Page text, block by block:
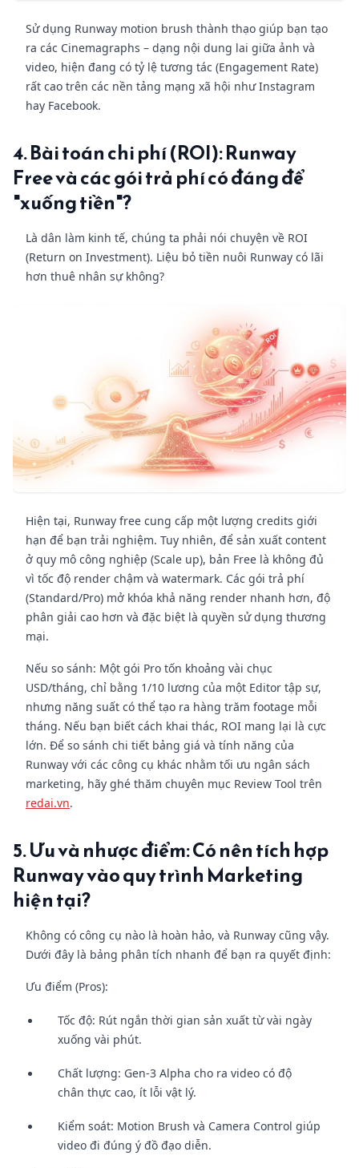
Sử dụng Runway motion brush thành thạo giúp bạn tạo
ra các Cinemagraphs – dạng nội dung lai giữa ảnh và
video, hiện đang có tỷ lệ tương tác (Engagement Rate)
rất cao trên các nền tảng mạng xã hội như Instagram
hay Facebook.
4. Bài toán chi phí (ROI): Runway
Free và các gói trả phí có đáng để
"xuống tiền"?
Là dân làm kinh tế, chúng ta phải nói chuyện về ROI
(Return on Investment). Liệu bỏ tiền nuôi Runway có lãi
hơn thuê nhân sự không?
Hiện tại, Runway free cung cấp một lượng credits giới
hạn để bạn trải nghiệm. Tuy nhiên, để sản xuất content
ở quy mô công nghiệp (Scale up), bản Free là không đủ
vì tốc độ render chậm và watermark. Các gói trả phí
(Standard/Pro) mở khóa khả năng render nhanh hơn, độ
phân giải cao hơn và đặc biệt là quyền sử dụng thương
mại.
Nếu so sánh: Một gói Pro tốn khoảng vài chục
USD/tháng, chỉ bằng 1/10 lương của một Editor tập sự,
nhưng năng suất có thể tạo ra hàng trăm footage mỗi
tháng. Nếu bạn biết cách khai thác, ROI mang lại là cực
lớn. Để so sánh chi tiết bảng giá và tính năng của
Runway với các công cụ khác nhằm tối ưu ngân sách
marketing, hãy ghé thăm chuyên mục Review Tool trên
redai.vn.
5. Ưu và nhược điểm: Có nên tích hợp
Runway vào quy trình Marketing
hiện tại?
Không có công cụ nào là hoàn hảo, và Runway cũng vậy.
Dưới đây là bảng phân tích nhanh để bạn ra quyết định:
Ưu điểm (Pros):
Tốc độ: Rút ngắn thời gian sản xuất từ vài ngày
xuống vài phút.
Chất lượng: Gen-3 Alpha cho ra video có độ
chân thực cao, ít lỗi vật lý.
Kiểm soát: Motion Brush và Camera Control giúp
video đi đúng ý đồ đạo diễn.